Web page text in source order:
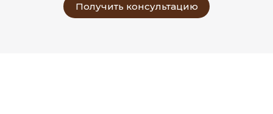
Получить консультацию